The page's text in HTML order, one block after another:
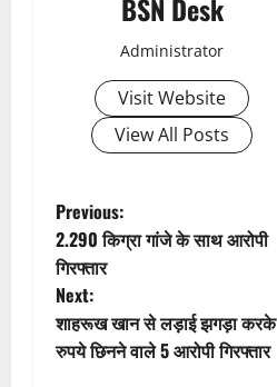
BSN Desk
Administrator
Visit Website
View All Posts
P
o
s
t
Previous:
2.290 किग्रा गांजे के साथ आरोपी
गिरफ्तार
Next:
शाहरूख खान से लड़ाई झगड़ा करके
रुपये छिनने वाले 5 आरोपी गिरफ्तार